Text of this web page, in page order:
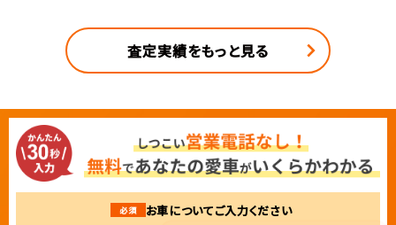
査定実績をもっと見る
必須
お車についてご入力ください